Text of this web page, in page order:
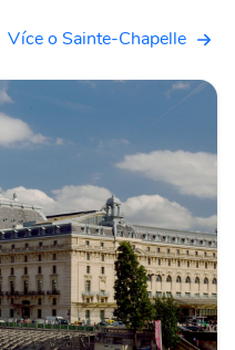
Více o Sainte-Chapelle